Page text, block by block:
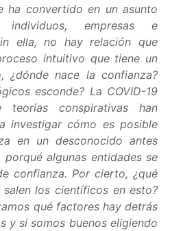
ha convertido en un asunto
empresas e
ella, no hay relación que
intuitivo que tiene un
¿dónde nace la confianza?
esconde? La COVID-19
conspirativas han
investigar cómo es posible
en un desconocido antes
algunas entidades se
confianza. Por cierto, ¿qué
los científicos en esto?
qué factores hay detrás
y si somos buenos eligiendo